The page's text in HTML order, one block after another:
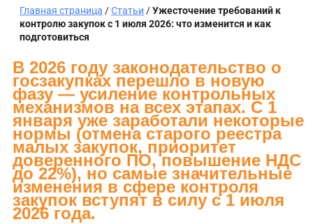
Главная страница /Статьи /Ужесточение требований к
контролю закупок с 1 июля 2026: что изменится и как
подготовиться
В 2026 году законодательство о
госзакупках перешло в новую
фазу — усиление контрольных
механизмов на всех этапах. С 1
января уже заработали некоторые
нормы (отмена старого реестра
малых закупок, приоритет
доверенного ПО, повышение НДС
до 22%), но самые значительные
изменения в сфере контроля
закупок вступят в силу с 1 июля
2026 года.